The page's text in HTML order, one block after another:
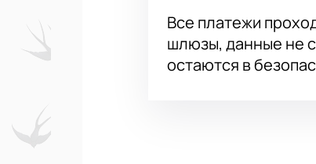
Все платежи
шлюзы, данные не
остаются в